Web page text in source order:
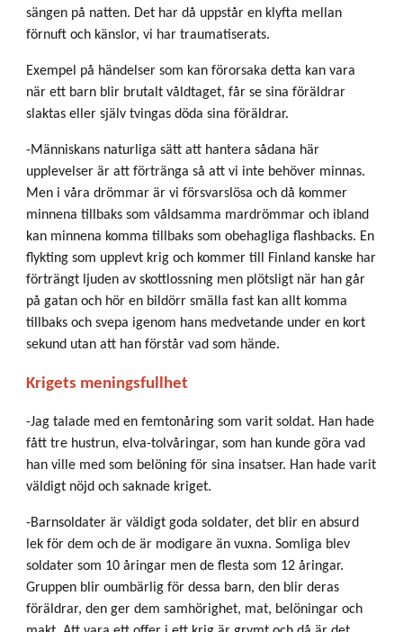
sängen på natten. Det har då uppstår en klyfta mellan
förnuft och känslor, vi har traumatiserats.
Exempel på händelser som kan förorsaka detta kan vara
när ett barn blir brutalt våldtaget, får se sina föräldrar
slaktas eller själv tvingas döda sina föräldrar.
-Människans naturliga sätt att hantera sådana här
upplevelser är att förtränga så att vi inte behöver minnas.
Men i våra drömmar är vi försvarslösa och då kommer
minnena tillbaks som våldsamma mardrömmar och ibland
kan minnena komma tillbaks som obehagliga flashbacks. En
flykting som upplevt krig och kommer till Finland kanske har
förträngt ljuden av skottlossning men plötsligt när han går
på gatan och hör en bildörr smälla fast kan allt komma
tillbaks och svepa igenom hans medvetande under en kort
sekund utan att han förstår vad som hände.
Krigets meningsfullhet
-Jag talade med en femtonåring som varit soldat. Han hade
fått tre hustrun, elva-tolvåringar, som han kunde göra vad
han ville med som belöning för sina insatser. Han hade varit
väldigt nöjd och saknade kriget.
-Barnsoldater är väldigt goda soldater, det blir en absurd
lek för dem och de är modigare än vuxna. Somliga blev
soldater som 10 åringar men de flesta som 12 åringar.
Gruppen blir oumbärlig för dessa barn, den blir deras
föräldrar, den ger dem samhörighet, mat, belöningar och